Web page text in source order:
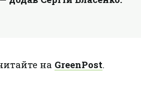
на GreenPost.